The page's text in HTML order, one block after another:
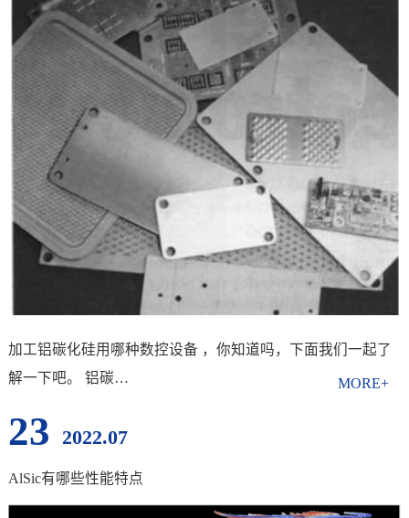
加工铝碳化硅用哪种数控设备 ，你知道吗，下面我们一起了
解一下吧。 铝碳…
23 2022.07
AlSic有哪些性能特点